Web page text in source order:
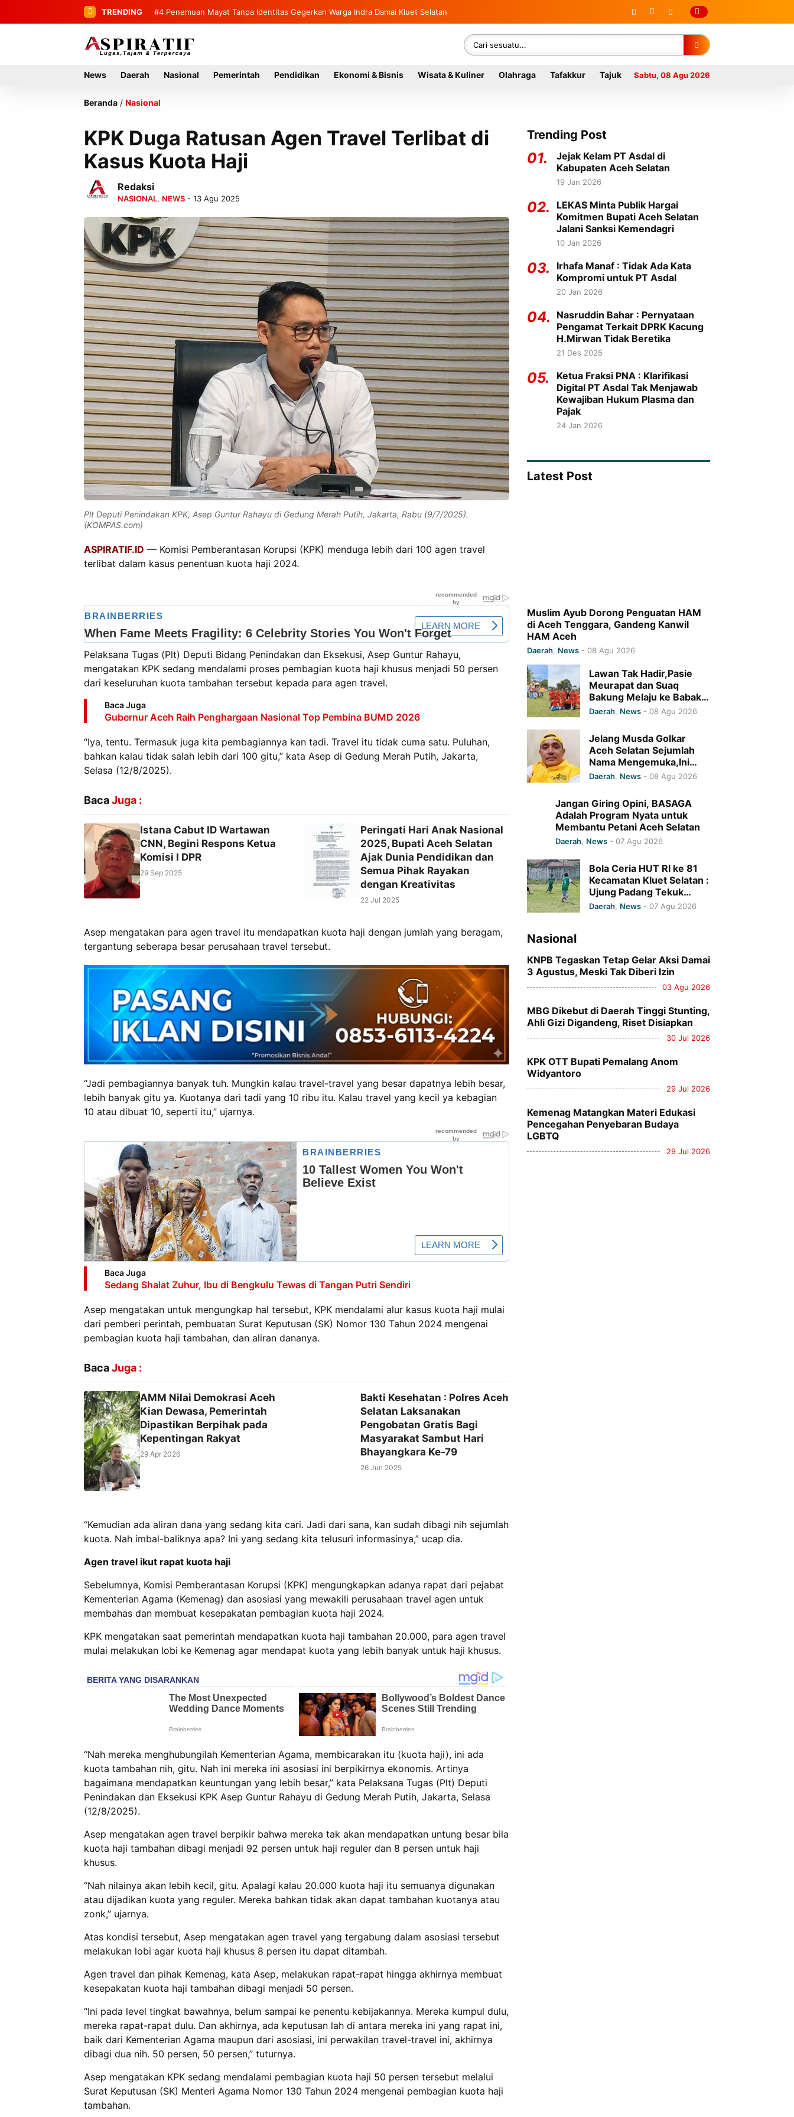
TRENDING #4 Penemuan Mayat Tanpa Identitas Gegerkan Warga Indra Damai Kluet Selatan
#5 Bupati Mirwan Tinjau Langsung Rumah Warga di Kluet Utara, Instruksikan Masuk Program Bantuan
News Daerah Nasional Pemerintah Pendidikan Ekonomi & Bisnis Wisata & Kuliner Olahraga Tafakkur Tajuk Sabtu, 08 Agu 2026
Beranda / Nasional
KPK Duga Ratusan Agen Travel Terlibat di
Kasus Kuota Haji
Redaksi
NASIONAL, NEWS - 13 Agu 2025
Plt Deputi Penindakan KPK, Asep Guntur Rahayu di Gedung Merah Putih, Jakarta, Rabu (9/7/2025).
(KOMPAS.com)
ASPIRATIF.ID — Komisi Pemberantasan Korupsi (KPK) menduga lebih dari 100 agen travel
terlibat dalam kasus penentuan kuota haji 2024.
Pelaksana Tugas (Plt) Deputi Bidang Penindakan dan Eksekusi, Asep Guntur Rahayu,
mengatakan KPK sedang mendalami proses pembagian kuota haji khusus menjadi 50 persen
dari keseluruhan kuota tambahan tersebut kepada para agen travel.
Baca Juga
Gubernur Aceh Raih Penghargaan Nasional Top Pembina BUMD 2026
“Iya, tentu. Termasuk juga kita pembagiannya kan tadi. Travel itu tidak cuma satu. Puluhan,
bahkan kalau tidak salah lebih dari 100 gitu,” kata Asep di Gedung Merah Putih, Jakarta,
Selasa (12/8/2025).
BacaJuga :
Istana Cabut ID Wartawan
CNN, Begini Respons Ketua
Komisi I DPR
29 Sep 2025
Peringati Hari Anak Nasional
2025, Bupati Aceh Selatan
Ajak Dunia Pendidikan dan
Semua Pihak Rayakan
dengan Kreativitas
22 Jul 2025
Asep mengatakan para agen travel itu mendapatkan kuota haji dengan jumlah yang beragam,
tergantung seberapa besar perusahaan travel tersebut.
“Jadi pembagiannya banyak tuh. Mungkin kalau travel-travel yang besar dapatnya lebih besar,
lebih banyak gitu ya. Kuotanya dari tadi yang 10 ribu itu. Kalau travel yang kecil ya kebagian
10 atau dibuat 10, seperti itu,” ujarnya.
Baca Juga
Sedang Shalat Zuhur, Ibu di Bengkulu Tewas di Tangan Putri Sendiri
Asep mengatakan untuk mengungkap hal tersebut, KPK mendalami alur kasus kuota haji mulai
dari pemberi perintah, pembuatan Surat Keputusan (SK) Nomor 130 Tahun 2024 mengenai
pembagian kuota haji tambahan, dan aliran dananya.
BacaJuga :
AMM Nilai Demokrasi Aceh
Kian Dewasa, Pemerintah
Dipastikan Berpihak pada
Kepentingan Rakyat
29 Apr 2026
Bakti Kesehatan : Polres Aceh
Selatan Laksanakan
Pengobatan Gratis Bagi
Masyarakat Sambut Hari
Bhayangkara Ke-79
26 Jun 2025
“Kemudian ada aliran dana yang sedang kita cari. Jadi dari sana, kan sudah dibagi nih sejumlah
kuota. Nah imbal-baliknya apa? Ini yang sedang kita telusuri informasinya,” ucap dia.
Agen travel ikut rapat kuota haji
Sebelumnya, Komisi Pemberantasan Korupsi (KPK) mengungkapkan adanya rapat dari pejabat
Kementerian Agama (Kemenag) dan asosiasi yang mewakili perusahaan travel agen untuk
membahas dan membuat kesepakatan pembagian kuota haji 2024.
KPK mengatakan saat pemerintah mendapatkan kuota haji tambahan 20.000, para agen travel
mulai melakukan lobi ke Kemenag agar mendapat kuota yang lebih banyak untuk haji khusus.
“Nah mereka menghubungilah Kementerian Agama, membicarakan itu (kuota haji), ini ada
kuota tambahan nih, gitu. Nah ini mereka ini asosiasi ini berpikirnya ekonomis. Artinya
bagaimana mendapatkan keuntungan yang lebih besar,” kata Pelaksana Tugas (Plt) Deputi
Penindakan dan Eksekusi KPK Asep Guntur Rahayu di Gedung Merah Putih, Jakarta, Selasa
(12/8/2025).
Asep mengatakan agen travel berpikir bahwa mereka tak akan mendapatkan untung besar bila
kuota haji tambahan dibagi menjadi 92 persen untuk haji reguler dan 8 persen untuk haji
khusus.
“Nah nilainya akan lebih kecil, gitu. Apalagi kalau 20.000 kuota haji itu semuanya digunakan
atau dijadikan kuota yang reguler. Mereka bahkan tidak akan dapat tambahan kuotanya atau
zonk,” ujarnya.
Atas kondisi tersebut, Asep mengatakan agen travel yang tergabung dalam asosiasi tersebut
melakukan lobi agar kuota haji khusus 8 persen itu dapat ditambah.
Agen travel dan pihak Kemenag, kata Asep, melakukan rapat-rapat hingga akhirnya membuat
kesepakatan kuota haji tambahan dibagi menjadi 50 persen.
“Ini pada level tingkat bawahnya, belum sampai ke penentu kebijakannya. Mereka kumpul dulu,
mereka rapat-rapat dulu. Dan akhirnya, ada keputusan lah di antara mereka ini yang rapat ini,
baik dari Kementerian Agama maupun dari asosiasi, ini perwakilan travel-travel ini, akhirnya
dibagi dua nih. 50 persen, 50 persen,” tuturnya.
Asep mengatakan KPK sedang mendalami pembagian kuota haji 50 persen tersebut melalui
Surat Keputusan (SK) Menteri Agama Nomor 130 Tahun 2024 mengenai pembagian kuota haji
tambahan.
Trending Post
01.
Jejak Kelam PT Asdal di
Kabupaten Aceh Selatan
19 Jan 2026
02.
LEKAS Minta Publik Hargai
Komitmen Bupati Aceh Selatan
Jalani Sanksi Kemendagri
10 Jan 2026
03.
Irhafa Manaf : Tidak Ada Kata
Kompromi untuk PT Asdal
20 Jan 2026
04.
Nasruddin Bahar : Pernyataan
Pengamat Terkait DPRK Kacung
H.Mirwan Tidak Beretika
21 Des 2025
05.
Ketua Fraksi PNA : Klarifikasi
Digital PT Asdal Tak Menjawab
Kewajiban Hukum Plasma dan
Pajak
24 Jan 2026
Latest Post
Muslim Ayub Dorong Penguatan HAM
di Aceh Tenggara, Gandeng Kanwil
HAM Aceh
Daerah News - 08 Agu 2026
Lawan Tak Hadir,Pasie
Meurapat dan Suaq
Bakung Melaju ke Babak 8
Besar Bola Ceria HUT RI
Selatan Tahun 2026
Daerah News - 08 Agu 2026
Jelang Musda Golkar
Aceh Selatan Sejumlah
Nama Mengemuka,Ini
Kata Wakil Sekretaris DPD
Daerah News - 08 Agu 2026
Jangan Giring Opini, BASAGA
Adalah Program Nyata untuk
Membantu Petani Aceh Selatan
Daerah News -07 Agu 2026
Bola Ceria HUT RI ke 81
Kecamatan Kluet Selatan :
Ujung Padang Tekuk
Gampong Kapeh 7-0
Daerah News - 07 Agu 2026
Nasional
KNPB Tegaskan Tetap Gelar Aksi Damai
3 Agustus, Meski Tak Diberi Izin
03 Agu 2026
MBG Dikebut di Daerah Tinggi Stunting,
Ahli Gizi Digandeng, Riset Disiapkan
30 Jul 2026
KPK OTT Bupati Pemalang Anom
Widyantoro
29 Jul 2026
Kemenag Matangkan Materi Edukasi
Pencegahan Penyebaran Budaya
LGBTQ
29 Jul 2026